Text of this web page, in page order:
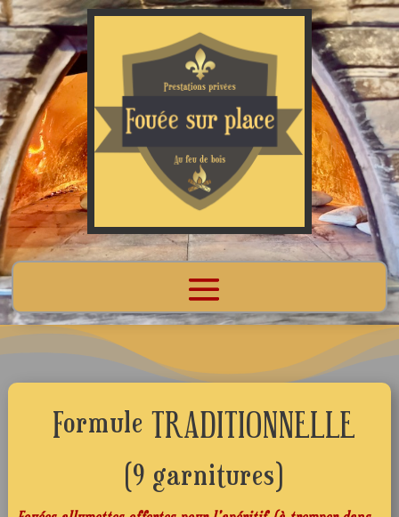
Formule TRADITIONNELLE
(9 garnitures)